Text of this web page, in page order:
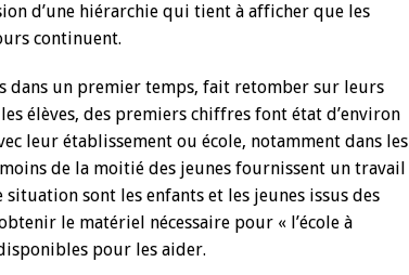
d’une hiérarchie qui tient à afficher que les
continuent.
dans un premier temps, fait retomber sur leurs
élèves, des premiers chiffres font état d’environ
leur établissement ou école, notamment dans les
de la moitié des jeunes fournissent un travail
sont les enfants et les jeunes issus des
le matériel nécessaire pour « l’école à
pour les aider.